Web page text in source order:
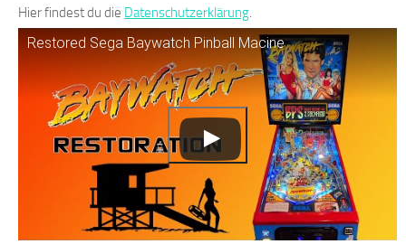
Hier findest du die Datenschutzerklärung.
Restored Sega Baywatch Pinball Macine